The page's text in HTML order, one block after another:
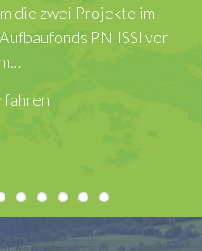
die zwei Projekte im
PNIISSI vor